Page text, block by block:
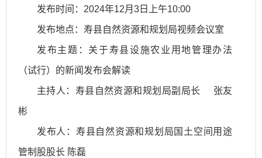
发布时间：2024年12月3日上午10:00
发布地点：寿县自然资源和规划局视频会议室
发布主题：关于寿县设施农业用地管理办法
（试行）的新闻发布会解读
主持人：寿县自然资源和规划局副局长 张友
彬
发布人：寿县自然资源和规划局国土空间用途
管制股股长 陈磊